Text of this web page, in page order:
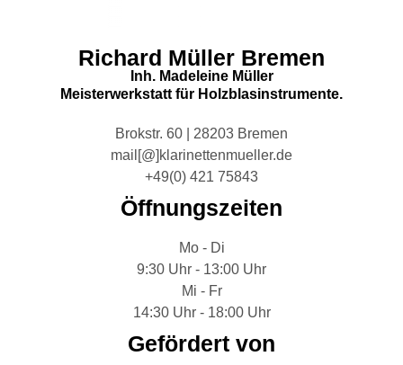
Richard Müller Bremen
Inh. Madeleine Müller
Meisterwerkstatt für Holzblasinstrumente.
Brokstr. 60 | 28203 Bremen
mail[@]klarinettenmueller.de
+49(0) 421 75843
Öffnungszeiten
Mo - Di
9:30 Uhr - 13:00 Uhr
Mi - Fr
14:30 Uhr - 18:00 Uhr
Gefördert von